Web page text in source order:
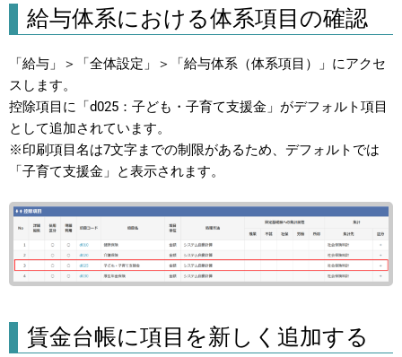
給与体系における体系項目の確認
「給与」＞「全体設定」＞「給与体系（体系項目）」にアクセ
スします。
控除項目に「d025：子ども・子育て支援金」がデフォルト項目
として追加されています。
※印刷項目名は7文字までの制限があるため、デフォルトでは
「子育て支援金」と表示されます。
賃金台帳に項目を新しく追加する